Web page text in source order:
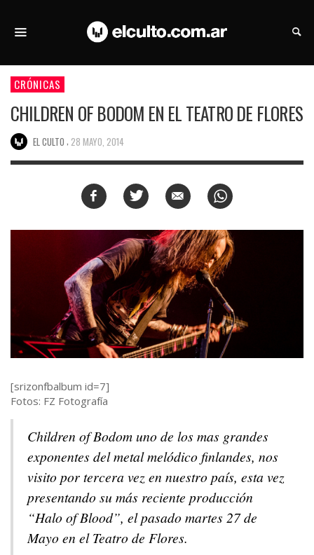
CRÓNICAS
CHILDREN OF BODOM EN EL TEATRO DE FLORES
EL CULTO 28 MAYO, 2014
[srizonfbalbum id=7]
Fotos: FZ Fotografía
Children of Bodom uno de los mas grandes
exponentes del metal melódico finlandes, nos
visito por tercera vez en nuestro país, esta vez
presentando su más reciente producción
“Halo of Blood”, el pasado martes 27 de
Mayo en el Teatro de Flores.